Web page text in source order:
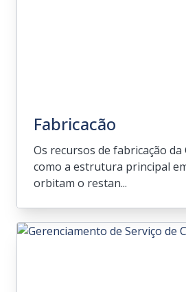
Fabricacão
Os recursos de fabricação
como a estrutura principal
orbitam o restan...